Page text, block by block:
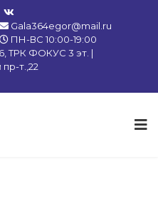
Gala364egor@mail.ru
ПН-ВС 10:00-19:00
ТРК ФОКУС 3 эт. |
т.,22